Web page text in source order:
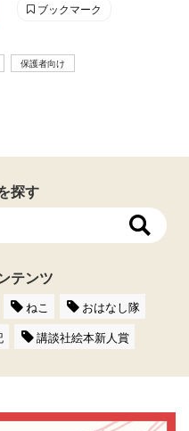
ブックマーク
保護者向け
探す
テンツ
ねこ
おはなし隊
講談社絵本新人賞